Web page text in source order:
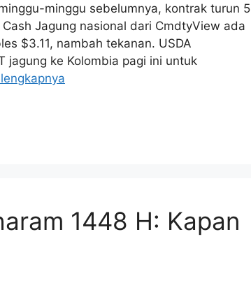
minggu sebelumnya, kontrak turun 5
Jagung nasional dari CmdtyView ada
$3.11, nambah tekanan. USDA
jagung ke Kolombia pagi ini untuk
1448 H: Kapan